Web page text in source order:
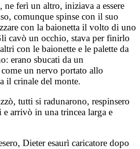
ne ferì un altro, iniziava a essere
comunque spinse con il suo
con la baionetta il volto di uno
cavò un occhio, stava per finirlo
con le baionette e le palette da
erano sbucati da un
un nervo portato allo
il crinale del monte.
tutti si radunarono, respinsero
e arrivò in una trincea larga e
Dieter esaurì caricatore dopo